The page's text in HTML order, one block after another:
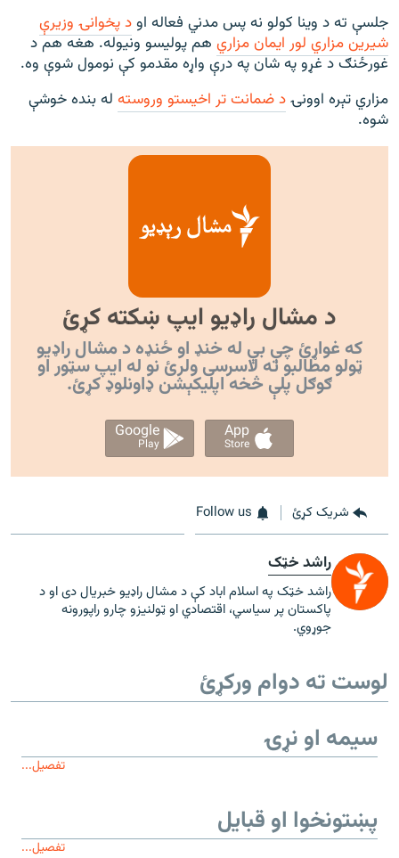
جلسې ته د وينا کولو نه پس مدني فعاله اود پخوانۍ وزيرې
شيرين مزاري لور ايمان مزاري هم پوليسو ونیوله. هغه هم د
غورځنګ د غړو په شان په درې واړه مقدمو کې نومول شوې وه.
مزاري تېره اوونۍد ضمانت تر اخیستو وروسته له بنده خوشې
شوه.
د مشال راډیو ایپ ښکته کړئ
که غواړئ چې بې له خنډ او ځنډه د مشال راډیو
ټولو مطالبو ته لاسرسی ولرئ نو له ایپ سټور او
ګوګل پلې څخه اپليکېشن ډاونلوډ کړئ.
App
Store
Google
Play
شریک کړئ Follow us
راشد خټک
راشد خټک په اسلام اباد کې د مشال راډيو خبريال دی او د
پاکستان پر سیاسي، اقتصادي او ټولنیزو چارو راپورونه
جوړوي.
لوست ته دوام ورکړئ
سیمه او نړۍ
تفصیل...
پښتونخوا او قبایل
تفصیل...